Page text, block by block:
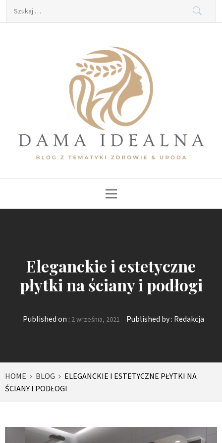
Szukaj:
Dama Idealna
Menu
Eleganckie i estetyczne
płytki na ściany i podłogi
Published on : 2 września, 2021 Published by : Redakcja
HOME BLOG
ELEGANCKIE I ESTETYCZNE PŁYTKI NA
ŚCIANY I PODŁOGI